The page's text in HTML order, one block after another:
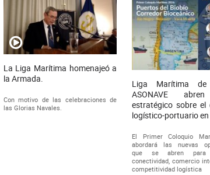
La Liga Marítima homenajeó a
la Armada.
Con motivo de las celebraciones de
las Glorias Navales.
Liga Marítima
ASONAVE
estratégico sobre el
logístico-portuario en
El Primer Coloquio
abordará las nuevas
que se abren
conectividad, comercio
competitividad logística